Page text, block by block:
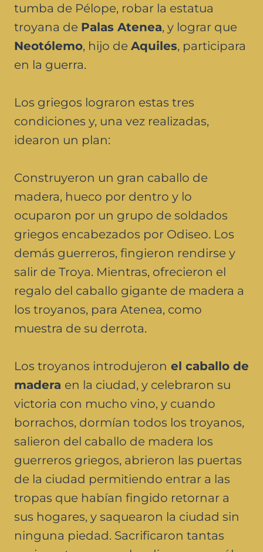
tumba de Pélope, robar la estatua
troyana de Palas Atenea, y lograr que
Neotólemo, hijo de Aquiles, participara
en la guerra.
Los griegos lograron estas tres
condiciones y, una vez realizadas,
idearon un plan:
Construyeron un gran caballo de
madera, hueco por dentro y lo
ocuparon por un grupo de soldados
griegos encabezados por Odiseo. Los
demás guerreros, fingieron rendirse y
salir de Troya. Mientras, ofrecieron el
regalo del caballo gigante de madera a
los troyanos, para Atenea, como
muestra de su derrota.
Los troyanos introdujeron el caballo de
madera en la ciudad, y celebraron su
victoria con mucho vino, y cuando
borrachos, dormían todos los troyanos,
salieron del caballo de madera los
guerreros griegos, abrieron las puertas
de la ciudad permitiendo entrar a las
tropas que habían fingido retornar a
sus hogares, y saquearon la ciudad sin
ninguna piedad. Sacrificaron tantas